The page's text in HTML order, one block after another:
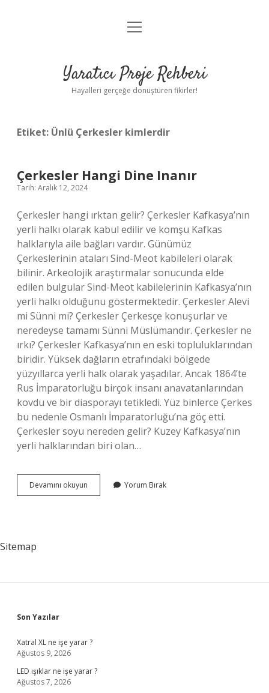
Anasayfa
Yasal Uyarı
menüyü
Yaratıcı Proje Rehberi
Hayalleri gerçeğe dönüştüren fikirler!
Etiket: Ünlü Çerkesler kimlerdir
Çerkesler Hangi Dine Inanır
Tarih: Aralık 12, 2024
Çerkesler hangi ırktan gelir? Çerkesler Kafkasya’nın
yerli halkı olarak kabul edilir ve komşu Kafkas
halklarıyla aile bağları vardır. Günümüz
Çerkeslerinin ataları Sind-Meot kabileleri olarak
bilinir. Arkeolojik araştırmalar sonucunda elde
edilen bulgular Sind-Meot kabilelerinin Kafkasya’nın
yerli halkı olduğunu göstermektedir. Çerkesler Alevi
mi Sünni mi? Çerkesler Çerkesçe konuşurlar ve
neredeyse tamamı Sünni Müslümandır. Çerkesler ne
ırkı? Çerkesler Kafkasya’nın en eski topluluklarından
biridir. Yüksek dağların etrafındaki bölgede
yüzyıllarca yerli halk olarak yaşadılar. Ancak 1864’te
Rus İmparatorluğu birçok insanı anavatanlarından
kovdu ve bir diasporayı tetikledi. Yüz binlerce Çerkes
bu nedenle Osmanlı İmparatorluğu’na göç etti.
Çerkesler soyu nereden gelir? Kuzey Kafkasya’nın
yerli halklarından biri olan…
Devamını okuyun Çerkesler
Hangi
Yorum Bırak
Sitemap
Sidebar
Son Yazılar
Xatral XL ne işe yarar ?
Ağustos 9, 2026
LED ışıklar ne işe yarar ?
Ağustos 7, 2026